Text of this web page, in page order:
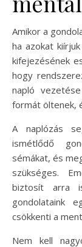
Amikor a
ha azokat
kifejezésének
hogy
napló
formát öltenek,
A naplózás
ismétlődő
sémákat, és
szükséges.
biztosít arra
gondolataink
csökkenti a
Nem kell